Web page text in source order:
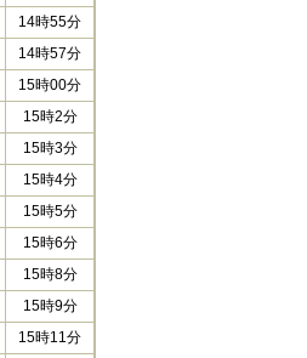
14時55分
14時57分
15時00分
15時2分
15時3分
15時4分
15時5分
15時6分
15時8分
15時9分
15時11分